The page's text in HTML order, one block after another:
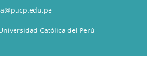
Católica del Perú